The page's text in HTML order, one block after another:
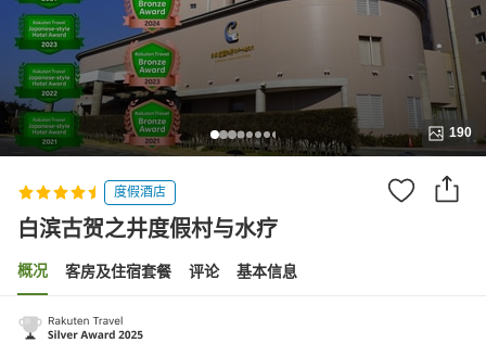
190
度假酒店
白滨古贺之井度假村与水疗
概况 客房及住宿套餐 评论 基本信息